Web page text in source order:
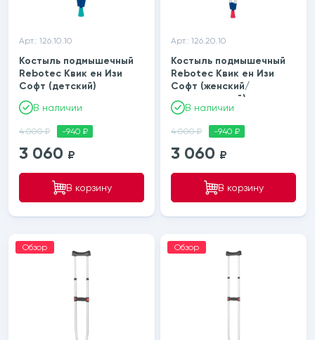
Арт.: 126.10.10
Костыль подмышечный
Rebotec Квик ен Изи
Софт (детский)
В наличии
4 000 ₽ -940 ₽
3 060 ₽
В корзину
Арт.: 126.20.10
Костыль подмышечный
Rebotec Квик ен Изи
Софт (женский/
подростковый)
В наличии
4 000 ₽ -940 ₽
3 060 ₽
В корзину
Обзор Обзор